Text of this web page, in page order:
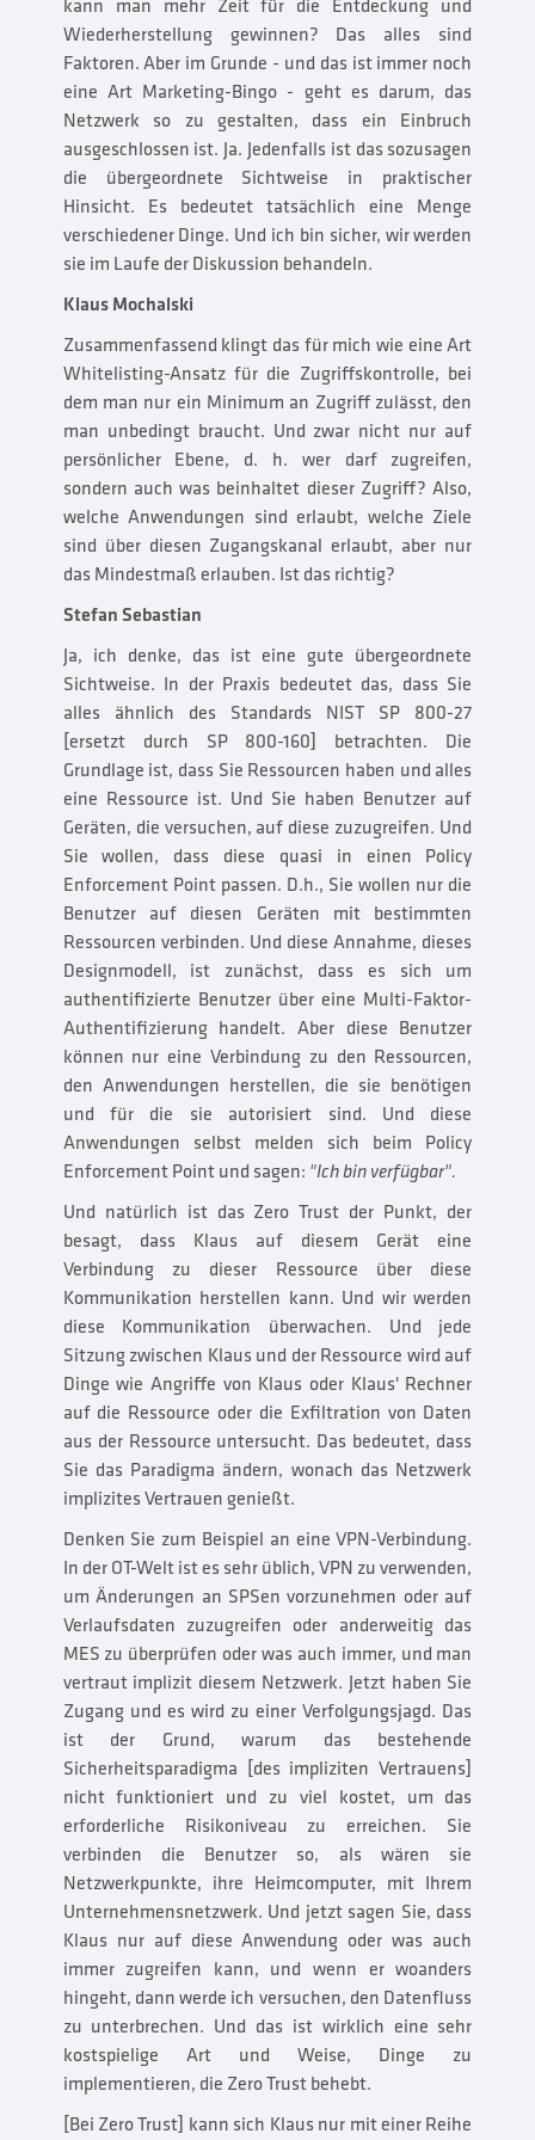
kann man mehr Zeit für die Entdeckung und
Wiederherstellung gewinnen? Das alles sind
Faktoren. Aber im Grunde - und das ist immer noch
eine Art Marketing-Bingo - geht es darum, das
Netzwerk so zu gestalten, dass ein Einbruch
ausgeschlossen ist. Ja. Jedenfalls ist das sozusagen
die übergeordnete Sichtweise in praktischer
Hinsicht. Es bedeutet tatsächlich eine Menge
verschiedener Dinge. Und ich bin sicher, wir werden
sie im Laufe der Diskussion behandeln.
Klaus Mochalski
Zusammenfassend klingt das für mich wie eine Art
Whitelisting-Ansatz für die Zugriffskontrolle, bei
dem man nur ein Minimum an Zugriff zulässt, den
man unbedingt braucht. Und zwar nicht nur auf
persönlicher Ebene, d. h. wer darf zugreifen,
sondern auch was beinhaltet dieser Zugriff? Also,
welche Anwendungen sind erlaubt, welche Ziele
sind über diesen Zugangskanal erlaubt, aber nur
das Mindestmaß erlauben. Ist das richtig?
Stefan Sebastian
Ja, ich denke, das ist eine gute übergeordnete
Sichtweise. In der Praxis bedeutet das, dass Sie
alles ähnlich des Standards NIST SP 800-27
[ersetzt durch SP 800-160] betrachten. Die
Grundlage ist, dass Sie Ressourcen haben und alles
eine Ressource ist. Und Sie haben Benutzer auf
Geräten, die versuchen, auf diese zuzugreifen. Und
Sie wollen, dass diese quasi in einen Policy
Enforcement Point passen. D.h., Sie wollen nur die
Benutzer auf diesen Geräten mit bestimmten
Ressourcen verbinden. Und diese Annahme, dieses
Designmodell, ist zunächst, dass es sich um
authentifizierte Benutzer über eine Multi-Faktor-
Authentifizierung handelt. Aber diese Benutzer
können nur eine Verbindung zu den Ressourcen,
den Anwendungen herstellen, die sie benötigen
und für die sie autorisiert sind. Und diese
Anwendungen selbst melden sich beim Policy
Enforcement Point und sagen: "Ich bin verfügbar".
Und natürlich ist das Zero Trust der Punkt, der
besagt, dass Klaus auf diesem Gerät eine
Verbindung zu dieser Ressource über diese
Kommunikation herstellen kann. Und wir werden
diese Kommunikation überwachen. Und jede
Sitzung zwischen Klaus und der Ressource wird auf
Dinge wie Angriffe von Klaus oder Klaus' Rechner
auf die Ressource oder die Exfiltration von Daten
aus der Ressource untersucht. Das bedeutet, dass
Sie das Paradigma ändern, wonach das Netzwerk
implizites Vertrauen genießt.
Denken Sie zum Beispiel an eine VPN-Verbindung.
In der OT-Welt ist es sehr üblich, VPN zu verwenden,
um Änderungen an SPSen vorzunehmen oder auf
Verlaufsdaten zuzugreifen oder anderweitig das
MES zu überprüfen oder was auch immer, und man
vertraut implizit diesem Netzwerk. Jetzt haben Sie
Zugang und es wird zu einer Verfolgungsjagd. Das
ist der Grund, warum das bestehende
Sicherheitsparadigma [des impliziten Vertrauens]
nicht funktioniert und zu viel kostet, um das
erforderliche Risikoniveau zu erreichen. Sie
verbinden die Benutzer so, als wären sie
Netzwerkpunkte, ihre Heimcomputer, mit Ihrem
Unternehmensnetzwerk. Und jetzt sagen Sie, dass
Klaus nur auf diese Anwendung oder was auch
immer zugreifen kann, und wenn er woanders
hingeht, dann werde ich versuchen, den Datenfluss
zu unterbrechen. Und das ist wirklich eine sehr
kostspielige Art und Weise, Dinge zu
implementieren, die Zero Trust behebt.
[Bei Zero Trust] kann sich Klaus nur mit einer Reihe